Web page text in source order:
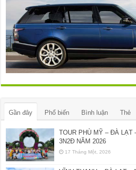
Gần đây Phổ biến Bình luận Thẻ
TOUR PHÙ MỸ – ĐÀ LẠT
3N2Đ NĂM 2026
17 Tháng Một, 2026